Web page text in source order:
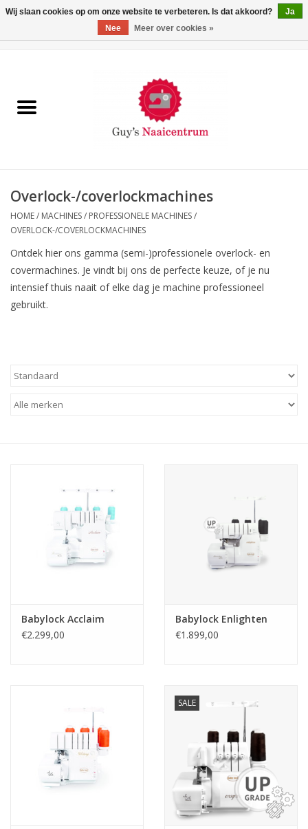
Machines
Paspoppen
Fournituren
Opbergsystemen
Stoffen
Sale / Coupons
Tweedehands
Overlock-/coverlockmachines
HOME/ MACHINES/ PROFESSIONELE MACHINES/
OVERLOCK-/COVERLOCKMACHINES
Ontdek hier ons gamma (semi-)professionele overlock- en
covermachines. Je vindt bij ons de perfecte keuze, of je nu
intensief thuis naait of elke dag je machine professioneel
gebruikt.
Babylock Acclaim
€2.299,00
Babylock Enlighten
€1.899,00
SALE
Wij slaan cookies op om onze website te verbeteren. Is dat akkoord?
Ja
Nee
Meer over cookies »